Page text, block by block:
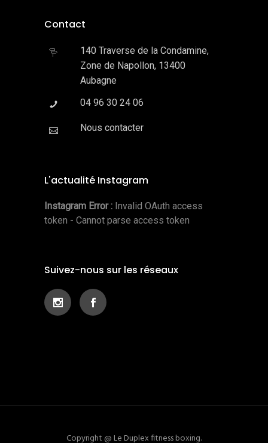
Contact
140 Traverse de la Condamine,
Zone de Napollon, 13400
Aubagne
04 96 30 24 06
Nous contacter
L'actualité Instagram
Instagram Error : Invalid OAuth access
token - Cannot parse access token
Suivez-nous sur les réseaux
Copyright @ Le Duplex fitness boxing.